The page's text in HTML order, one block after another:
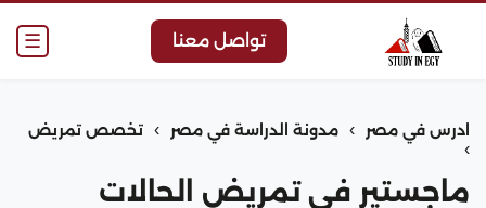
☰ تواصل معنا
ادرس في مصر › مدونة الدراسة في مصر › تخصص تمريض
›
ماجستير في تمريض الحالات